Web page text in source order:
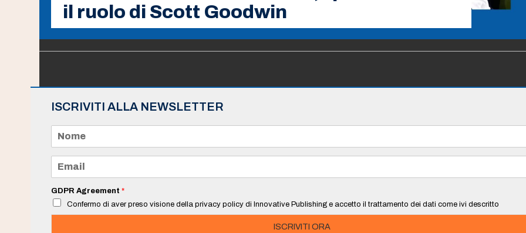
il ruolo di Scott Goodwin
ISCRIVITI ALLA NEWSLETTER
m
e
a
i
*
GDPR Agreement *
Confermo di aver preso visione della privacy policy di Innovative Publishing e accetto il trattamento dei dati come ivi descritto
ISCRIVITI ORA